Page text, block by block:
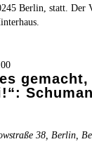
Berlin, statt. Der
38, Berlin,